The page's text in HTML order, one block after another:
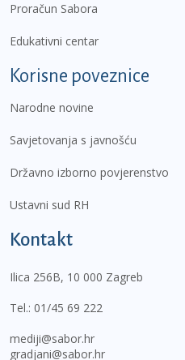
Proračun Sabora
Edukativni centar
Korisne poveznice
Narodne novine
Savjetovanja s javnošću
Državno izborno povjerenstvo
Ustavni sud RH
Kontakt
Ilica 256B, 10 000 Zagreb
Tel.: 01/45 69 222
mediji@sabor.hr
gradjani@sabor.hr